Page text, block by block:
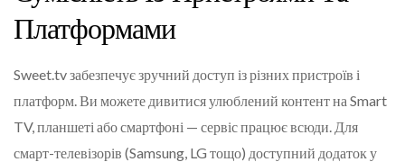
Платформами
Sweet.tv забезпечує зручний доступ із різних пристроїв і
платформ. Ви можете дивитися улюблений контент на Smart
TV, планшеті або смартфоні — сервіс працює всюди. Для
смарт-телевізорів (Samsung, LG тощо) доступний додаток у